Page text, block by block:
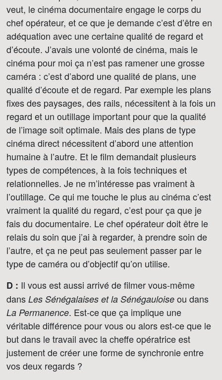
veut, le cinéma documentaire engage le corps du
chef opérateur, et ce que je demande c’est d’être en
adéquation avec une certaine qualité de regard et
d’écoute. J’avais une volonté de cinéma, mais le
cinéma pour moi ça n’est pas ramener une grosse
caméra : c’est d’abord une qualité de plans, une
qualité d’écoute et de regard. Par exemple les plans
fixes des paysages, des rails, nécessitent à la fois un
regard et un outillage important pour que la qualité
de l’image soit optimale. Mais des plans de type
cinéma direct nécessitent d’abord une attention
humaine à l’autre. Et le film demandait plusieurs
types de compétences, à la fois techniques et
relationnelles. Je ne m’intéresse pas vraiment à
l’outillage. Ce qui me touche le plus au cinéma c’est
vraiment la qualité du regard, c’est pour ça que je
fais du documentaire. Le chef opérateur doit être le
relais du soin que j’ai à regarder, à prendre soin de
l’autre, et ça ne peut pas seulement passer par le
type de caméra ou d’objectif qu’on utilise.
D : Il vous est aussi arrivé de filmer vous-même
dans Les Sénégalaises et la Sénégauloise ou dans
La Permanence. Est-ce que ça implique une
véritable différence pour vous ou alors est-ce que le
but dans le travail avec la cheffe opératrice est
justement de créer une forme de synchronie entre
vos deux regards ?